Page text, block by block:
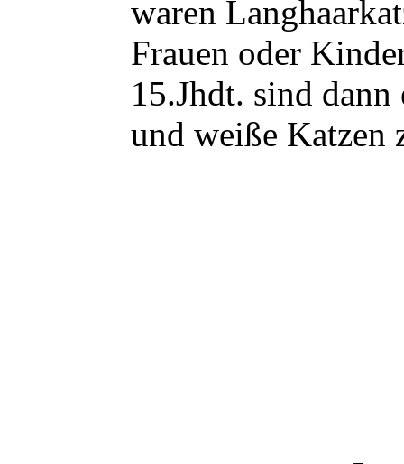
waren
Frauen oder
15.Jhdt. sind
und weiße Katzen